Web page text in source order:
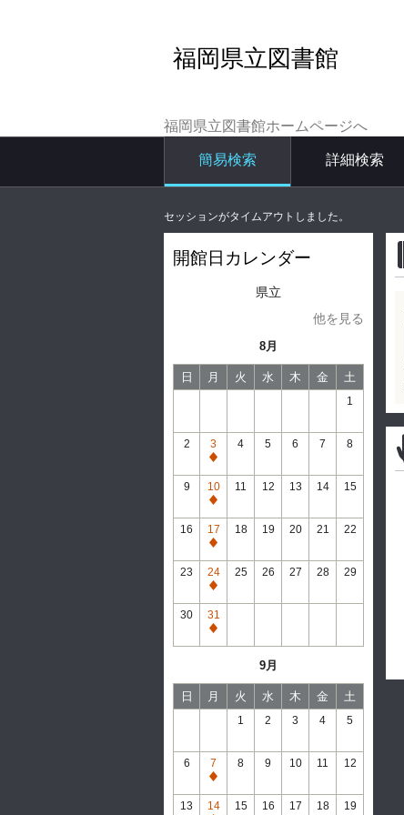
福岡県立図書館
福岡県立図書館ホームページへ
簡易検索 詳細検索
セッションがタイムアウトしました。
開館日カレンダー
県立
他を見る
8月
日 月 火 水 木 金 土
1
2
3
通
常
休
館
4 5 6 7 8
9
10
通
常
休
館
11 12 13 14 15
16
17
通
常
休
館
18 19 20 21 22
23
24
通
常
休
館
25 26 27 28 29
30
31
通
館
9月
日 月 火 水 木 金 土
1 2 3 4 5
6
7
通
常
8 9 10 11 12
13 14 15 16 17 18 19